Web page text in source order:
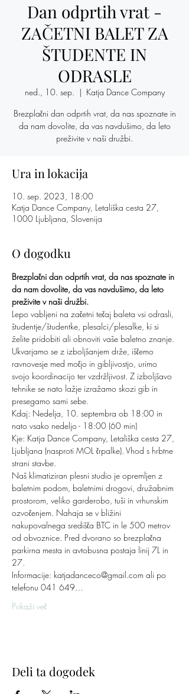
Dan odprtih vrat -
ZAČETNI BALET ZA
ŠTUDENTE IN
ODRASLE
ned., 10. sep.
  |
Katja Dance Company
Brezplačni dan odprtih vrat, da nas spoznate in
da nam dovolite, da vas navdušimo, da leto
preživite v naši družbi.
Ura in lokacija
10. sep. 2023, 18:00
Katja Dance Company, Letališka cesta 27,
1000 Ljubljana, Slovenija
O dogodku
Brezplačni dan odprtih vrat, da nas spoznate in
da nam dovolite, da vas navdušimo, da leto
preživite v naši družbi.
Lepo vabljeni na začetni tečaj baleta vsi odrasli,
študentje/študentke, plesalci/plesalke, ki si
želite pridobiti ali obnoviti vaše baletno znanje.
Ukvarjamo se z izboljšanjem drže, iščemo
ravnovesje med močjo in gibljivostjo, urimo
svojo koordinacijo ter vzdržljivost. Z izboljšavo
tehnike se nato lažje izražamo skozi gib in
presegamo sami sebe.
​Kdaj: Nedelja, 10. septembra ob 18:00 in
nato vsako nedeljo - 18:00 (60 min)
Kje: Katja Dance Company, Letališka cesta 27,
Ljubljana (nasproti MOL črpalke). Vhod s hrbtne
strani stavbe.
Naš klimatiziran plesni studio je opremljen z
baletnim podom, baletnimi drogovi, družabnim
prostorom, veliko garderobo, tuši in vrhunskim
ozvočenjem. Nahaja se v bližini
nakupovalnega središča BTC in le 500 metrov
od obvoznice. Pred dvorano so brezplačna
parkirna mesta in avtobusna postaja linij 7L in
27.​
​Informacije: katjadanceco@gmail.com ali po
telefonu 041 649…
Prikaži več
Deli ta dogodek